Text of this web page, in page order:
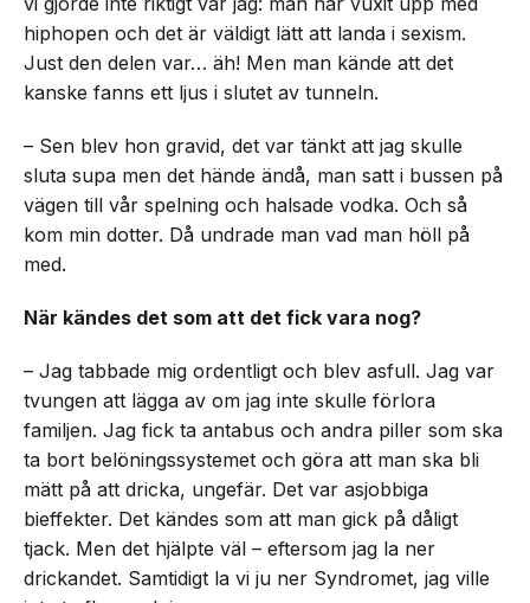
hiphopen och det är väldigt lätt att landa i sexism.
Just den delen var… äh! Men man kände att det
kanske fanns ett ljus i slutet av tunneln.
– Sen blev hon gravid, det var tänkt att jag skulle
sluta supa men det hände ändå, man satt i bussen på
vägen till vår spelning och halsade vodka. Och så
kom min dotter. Då undrade man vad man höll på
med.
När kändes det som att det fick vara nog?
– Jag tabbade mig ordentligt och blev asfull. Jag var
tvungen att lägga av om jag inte skulle förlora
familjen. Jag fick ta antabus och andra piller som ska
ta bort belöningssystemet och göra att man ska bli
mätt på att dricka, ungefär. Det var asjobbiga
bieffekter. Det kändes som att man gick på dåligt
tjack. Men det hjälpte väl – eftersom jag la ner
drickandet. Samtidigt la vi ju ner Syndromet, jag ville